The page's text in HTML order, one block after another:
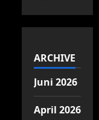
ARCHIVE
Juni 2026
April 2026